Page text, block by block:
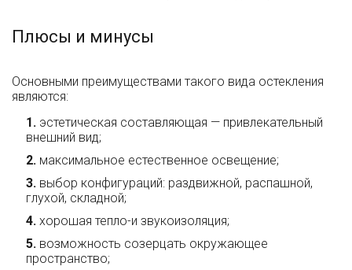
Плюсы и минусы
Основными преимуществами такого вида остекления
являются:
эстетическая составляющая — привлекательный
внешний вид;
максимальное естественное освещение;
выбор конфигураций: раздвижной, распашной,
глухой, складной;
хорошая тепло-и звукоизоляция;
возможность созерцать окружающее
пространство;